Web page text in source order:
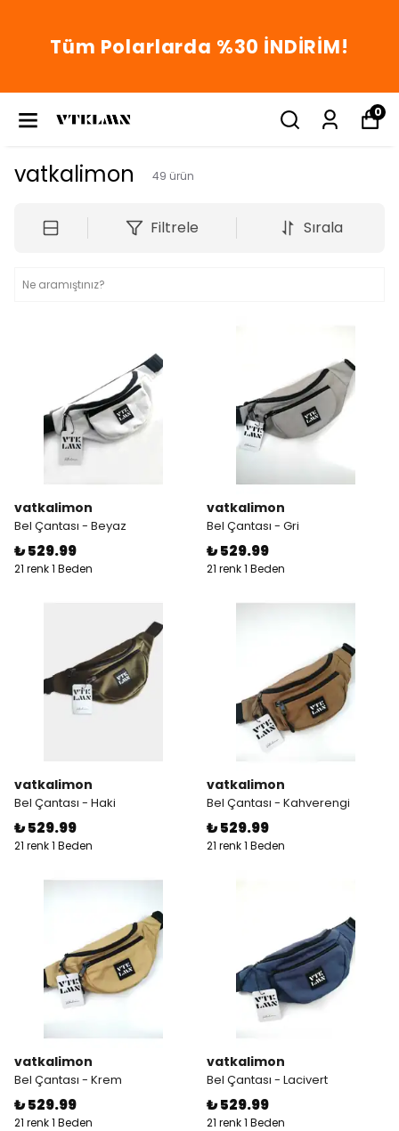
Tüm Polarlarda %30 İNDİRİM!
0
vatkalimon 49 ürün
Filtrele Sırala
vatkalimon
Bel Çantası - Beyaz
₺ 529.99
21 renk 1 Beden
vatkalimon
Bel Çantası - Gri
₺ 529.99
21 renk 1 Beden
vatkalimon
Bel Çantası - Haki
₺ 529.99
21 renk 1 Beden
vatkalimon
Bel Çantası - Kahverengi
₺ 529.99
21 renk 1 Beden
vatkalimon
Bel Çantası - Krem
₺ 529.99
21 renk 1 Beden
vatkalimon
Bel Çantası - Lacivert
₺ 529.99
21 renk 1 Beden